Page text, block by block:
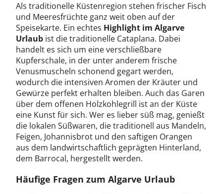
Als traditionelle Küstenregion stehen frischer Fisch
und Meeresfrüchte ganz weit oben auf der
Speisekarte. Ein echtes Highlight im Algarve
Urlaub ist die traditionelle Cataplana. Dabei
handelt es sich um eine verschließbare
Kupferschale, in der unter anderem frische
Venusmuscheln schonend gegart werden,
wodurch die intensiven Aromen der Kräuter und
Gewürze perfekt erhalten bleiben. Auch das Garen
über dem offenen Holzkohlegrill ist an der Küste
eine Kunst für sich. Wer es lieber süß mag, genießt
die lokalen Süßwaren, die traditionell aus Mandeln,
Feigen, Johannisbrot und den saftigen Orangen
aus dem landwirtschaftlich geprägten Hinterland,
dem Barrocal, hergestellt werden.
Häufige Fragen zum Algarve Urlaub